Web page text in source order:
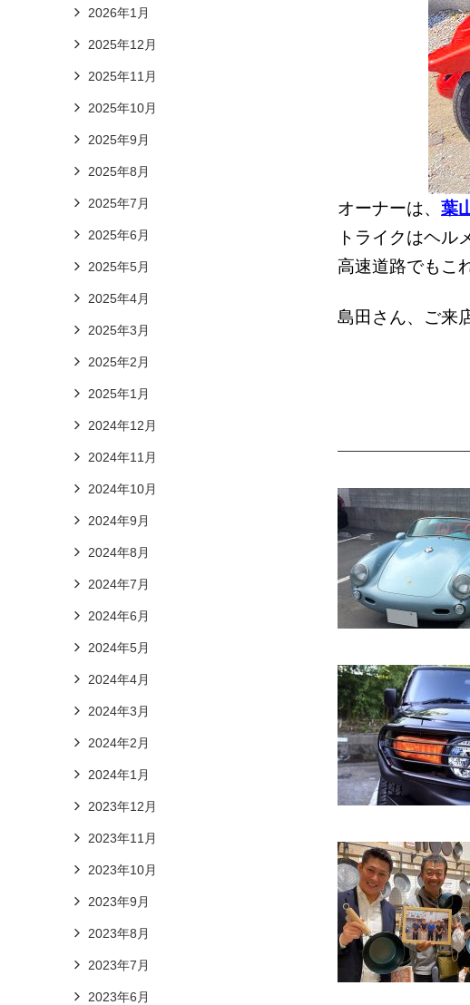
オーナーは、 葉
トライクはヘル
高速道路でもこ
島田さん、ご来
2026年1月
2025年12月
2025年11月
2025年10月
2025年9月
2025年8月
2025年7月
2025年6月
2025年5月
2025年4月
2025年3月
2025年2月
2025年1月
2024年12月
2024年11月
2024年10月
2024年9月
2024年8月
2024年7月
2024年6月
2024年5月
2024年4月
2024年3月
2024年2月
2024年1月
2023年12月
2023年11月
2023年10月
2023年9月
2023年8月
2023年7月
2023年6月